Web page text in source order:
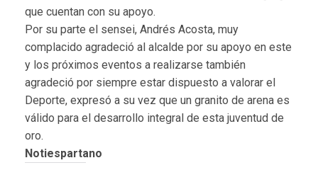
que cuentan con su apoyo.
Por su parte el sensei, Andrés Acosta, muy
complacido agradeció al alcalde por su apoyo en este
y los próximos eventos a realizarse también
agradeció por siempre estar dispuesto a valorar el
Deporte, expresó a su vez que un granito de arena es
válido para el desarrollo integral de esta juventud de
oro.
Notiespartano